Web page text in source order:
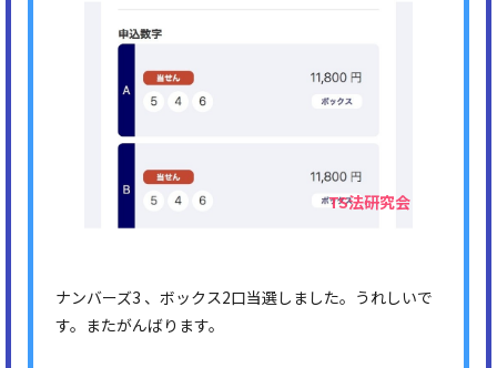
ナンバーズ3 、ボックス2口当選しました。うれしいで
す。またがんばります。